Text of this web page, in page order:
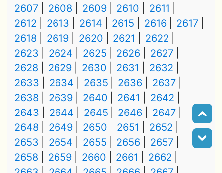
2607
2608 2609 2610
2611
2612
2613 2614 2615 2616
2617
2618
2619 2620 2621
2622
2623
2624 2625 2626
2627
2628
2629 2630 2631
2632
2633
2634 2635 2636
2637
2638
2639 2640 2641
2642
2643
2644 2645 2646
2647
2648
2649 2650 2651
2652
2653
2654 2655 2656
2657
2658
2659 2660 2661
2662